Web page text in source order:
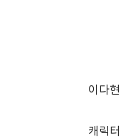
이다현
캐릭터